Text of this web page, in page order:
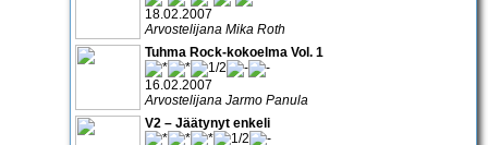
18.02.2007
Arvostelijana Mika Roth
Tuhma Rock-kokoelma Vol. 1
16.02.2007
Arvostelijana Jarmo Panula
V2 – Jäätynyt enkeli